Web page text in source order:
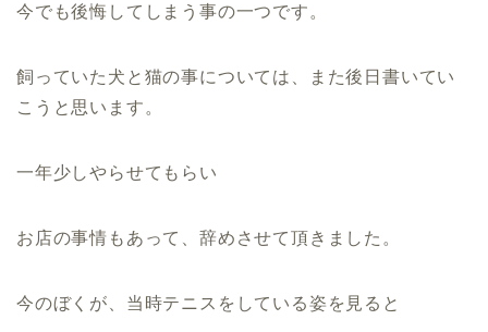
今でも後悔してしまう事の一つです。
飼っていた犬と猫の事については、また後日書いてい
こうと思います。
一年少しやらせてもらい
お店の事情もあって、辞めさせて頂きました。
今のぼくが、当時テニスをしている姿を見ると